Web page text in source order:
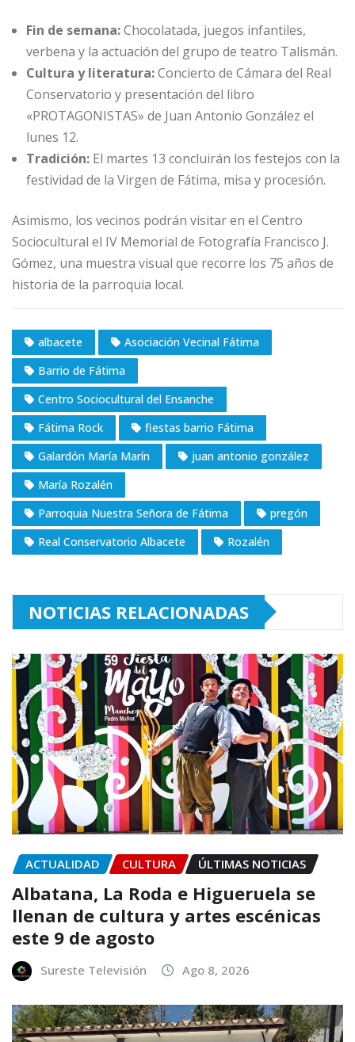
Fin de semana:Chocolatada, juegos infantiles,
verbena y la actuación del grupo de teatro Talismán.
Cultura y literatura:Concierto de Cámara del Real
Conservatorio y presentación del libro
«PROTAGONISTAS» de Juan Antonio González el
lunes 12.
Tradición: El martes 13 concluirán los festejos con la
festividad de la Virgen de Fátima, misa y procesión.
Asimismo, los vecinos podrán visitar en el Centro
Sociocultural el IV Memorial de Fotografía Francisco J.
Gómez, una muestra visual que recorre los 75 años de
historia de la parroquia local.
albacete
Asociación Vecinal Fátima
Barrio de Fátima
Centro Sociocultural del Ensanche
Fátima Rock
fiestas barrio Fátima
Galardón María Marín
juan antonio gonzález
María Rozalén
Parroquia Nuestra Señora de Fátima
pregón
Real Conservatorio Albacete
Rozalén
NOTICIAS RELACIONADAS
ACTUALIDAD CULTURA ÚLTIMAS NOTICIAS
Albatana, La Roda e Higueruela se
llenan de cultura y artes escénicas
este 9 de agosto
Sureste Televisión Ago 8, 2026